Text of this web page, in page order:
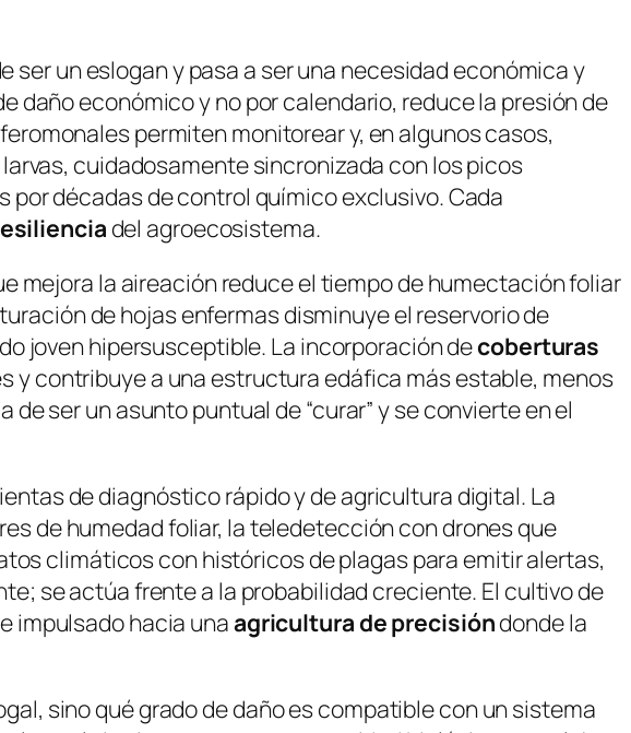
ser un eslogan y pasa a ser una necesidad económica y
económico y no por calendario, reduce la presión de
permiten monitorear y, en algunos casos,
cuidadosamente sincronizada con los picos
décadas de control químico exclusivo. Cada
del agroecosistema.
mejora la aireación reduce el tiempo de humectación foliar
de hojas enfermas disminuye el reservorio de
joven hipersusceptible. La incorporación decoberturas
y contribuye a una estructura edáfica más estable, menos
de ser un asunto puntual de “curar” y se convierte en el
de diagnóstico rápido y de agricultura digital. La
de humedad foliar, la teledetección con drones que
climáticos con históricos de plagas para emitir alertas,
se actúa frente a la probabilidad creciente. El cultivo de
impulsado hacia unaagricultura de precisióndonde la
sino qué grado de daño es compatible con un sistema